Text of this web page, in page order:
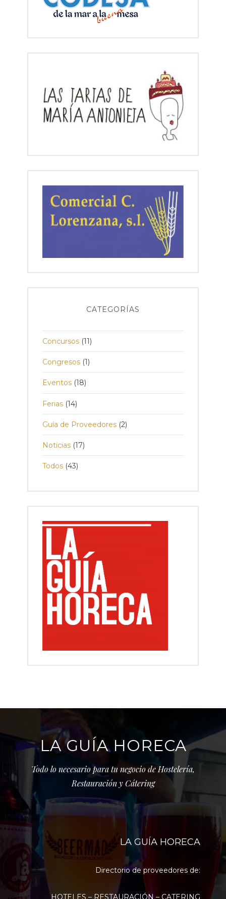
CATEGORÍAS
Concursos (11)
Congresos (1)
Eventos (18)
Ferias (14)
Guía de Proveedores (2)
Noticias (17)
Todos (43)
LA GUÍA HORECA
Todo lo necesario para tu negocio de Hostelería,
Restauración y Cátering
LA GUÍA HORECA
Directorio de proveedores de:
HOTELES – RESTAURACIÓN – CATERING